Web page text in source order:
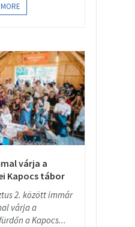
várja a
Kapocs tábor
2. között immár
várja a
a Kapocs...